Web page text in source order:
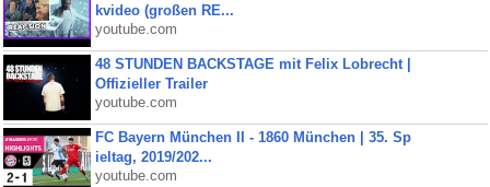
kvideo (großen RE...
youtube.com
48 STUNDEN BACKSTAGE mit Felix Lobrecht |
Offizieller Trailer
youtube.com
FC Bayern München II - 1860 München | 35. Sp
ieltag, 2019/202...
youtube.com